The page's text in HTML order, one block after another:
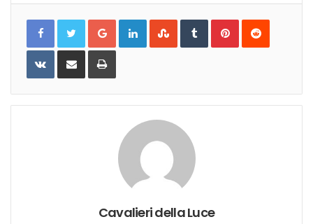
Google+LinkedInStumbleUpon
TumblrPinterestReddit
VKontakteShare
Email
Print
Cavalieri della Luce